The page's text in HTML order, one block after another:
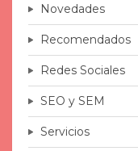
Novedades
Recomendados
Redes Sociales
SEO y SEM
Servicios